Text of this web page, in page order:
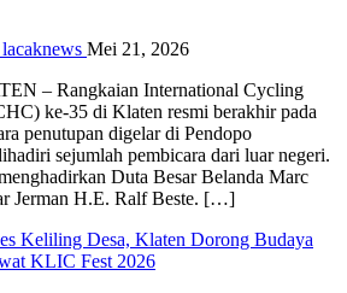
lacaknews Mei 21, 2026
– Rangkaian International Cycling
ke-35 di Klaten resmi berakhir pada
penutupan digelar di Pendopo
sejumlah pembicara dari luar negeri.
Duta Besar Belanda Marc
Jerman H.E. Ralf Beste. […]